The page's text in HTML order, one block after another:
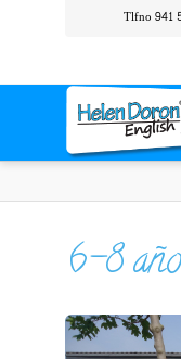
Tlfno 941
6-8